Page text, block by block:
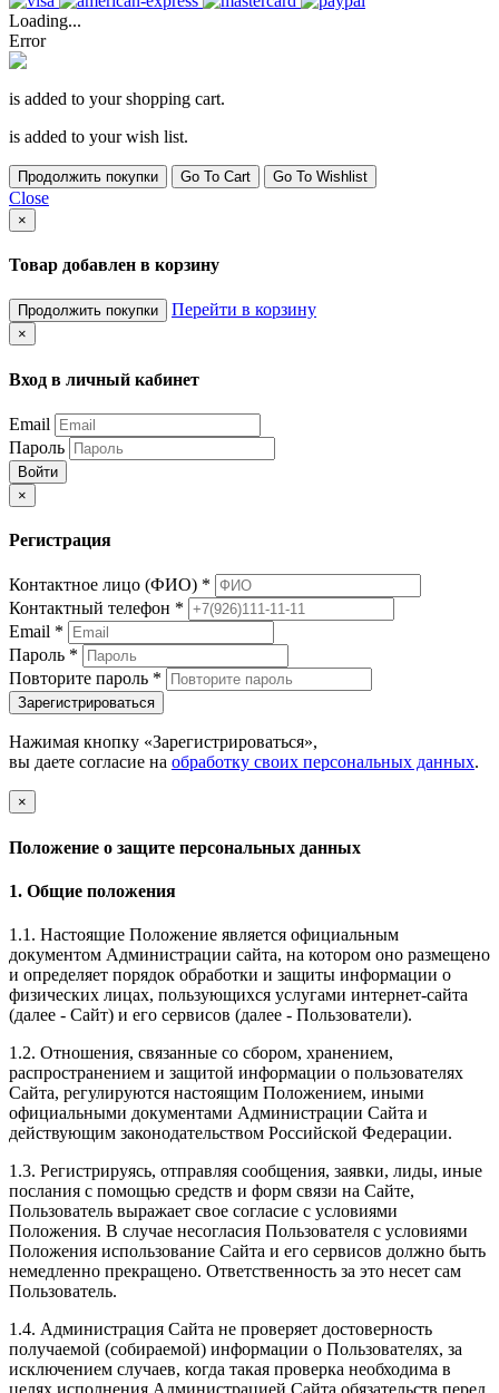
Loading...
Error
is added to your shopping cart.
is added to your wish list.
Продолжить покупки Go To Cart Go To Wishlist
Close
×
Товар добавлен в корзину
Продолжить покупки Перейти в корзину
×
Вход в личный кабинет
Email
Пароль
Войти
×
Регистрация
Контактное лицо (ФИО) *
Контактный телефон *
Email *
Пароль *
Повторите пароль *
Зарегистрироваться
Нажимая кнопку «Зарегистрироваться»,
вы даете согласие на обработку своих персональных данных.
×
Положение о защите персональных данных
1. Общие положения
1.1. Настоящие Положение является официальным
документом Администрации сайта, на котором оно размещено
и определяет порядок обработки и защиты информации о
физических лицах, пользующихся услугами интернет-сайта
(далее - Сайт) и его сервисов (далее - Пользователи).
1.2. Отношения, связанные со сбором, хранением,
распространением и защитой информации о пользователях
Сайта, регулируются настоящим Положением, иными
официальными документами Администрации Сайта и
действующим законодательством Российской Федерации.
1.3. Регистрируясь, отправляя сообщения, заявки, лиды, иные
послания с помощью средств и форм связи на Сайте,
Пользователь выражает свое согласие с условиями
Положения. В случае несогласия Пользователя с условиями
Положения использование Сайта и его сервисов должно быть
немедленно прекращено. Ответственность за это несет сам
Пользователь.
1.4. Администрация Сайта не проверяет достоверность
получаемой (собираемой) информации о Пользователях, за
исключением случаев, когда такая проверка необходима в